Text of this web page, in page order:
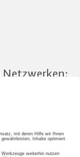
Netzwerken: